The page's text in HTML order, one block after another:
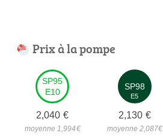
Prix à la pompe
SP95
E10
2,040 €
moyenne 1,994€
SP98
E5
2,130 €
moyenne 2,087€